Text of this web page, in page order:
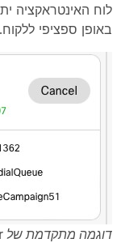
לוח האינטראקציה
באופן ספציפי ללקוח.
דוגמה מתקדמת של Popover נכנס